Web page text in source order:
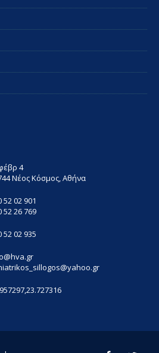
4
Νέος Κόσμος, Αθήνα
52 02 901
52 26 769
52 02 935